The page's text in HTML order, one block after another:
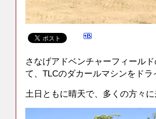
さなげアドベンチャーフィール
て、TLCのダカールマシンをド
土日ともに晴天で、多くの方々